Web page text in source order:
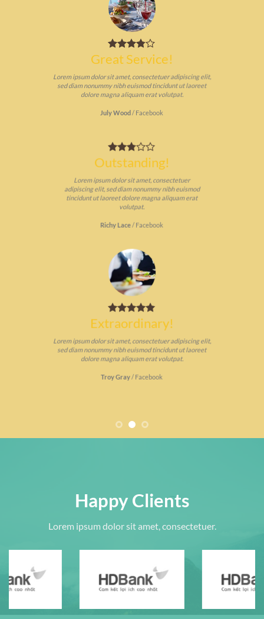
Great Service!
Lorem ipsum dolor sit amet, consectetuer adipiscing elit,
sed diam nonummy nibh euismod tincidunt ut laoreet
dolore magna aliquam erat volutpat.
July Wood/ Facebook
Outstanding!
Lorem ipsum dolor sit amet, consectetuer
adipiscing elit, sed diam nonummy nibh euismod
tincidunt ut laoreet dolore magna aliquam erat
volutpat.
Richy Lace/ Facebook
Extraordinary!
Lorem ipsum dolor sit amet, consectetuer adipiscing elit,
sed diam nonummy nibh euismod tincidunt ut laoreet
dolore magna aliquam erat volutpat.
Troy Gray/ Facebook
Happy Clients
Lorem ipsum dolor sit amet, consectetuer.